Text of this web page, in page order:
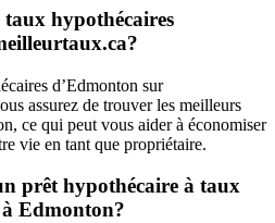
hypothécaires
d’Edmonton sur
assurez de trouver les meilleurs
ce qui peut vous aider à économiser
vie en tant que propriétaire.
prêt hypothécaire à taux
Edmonton?